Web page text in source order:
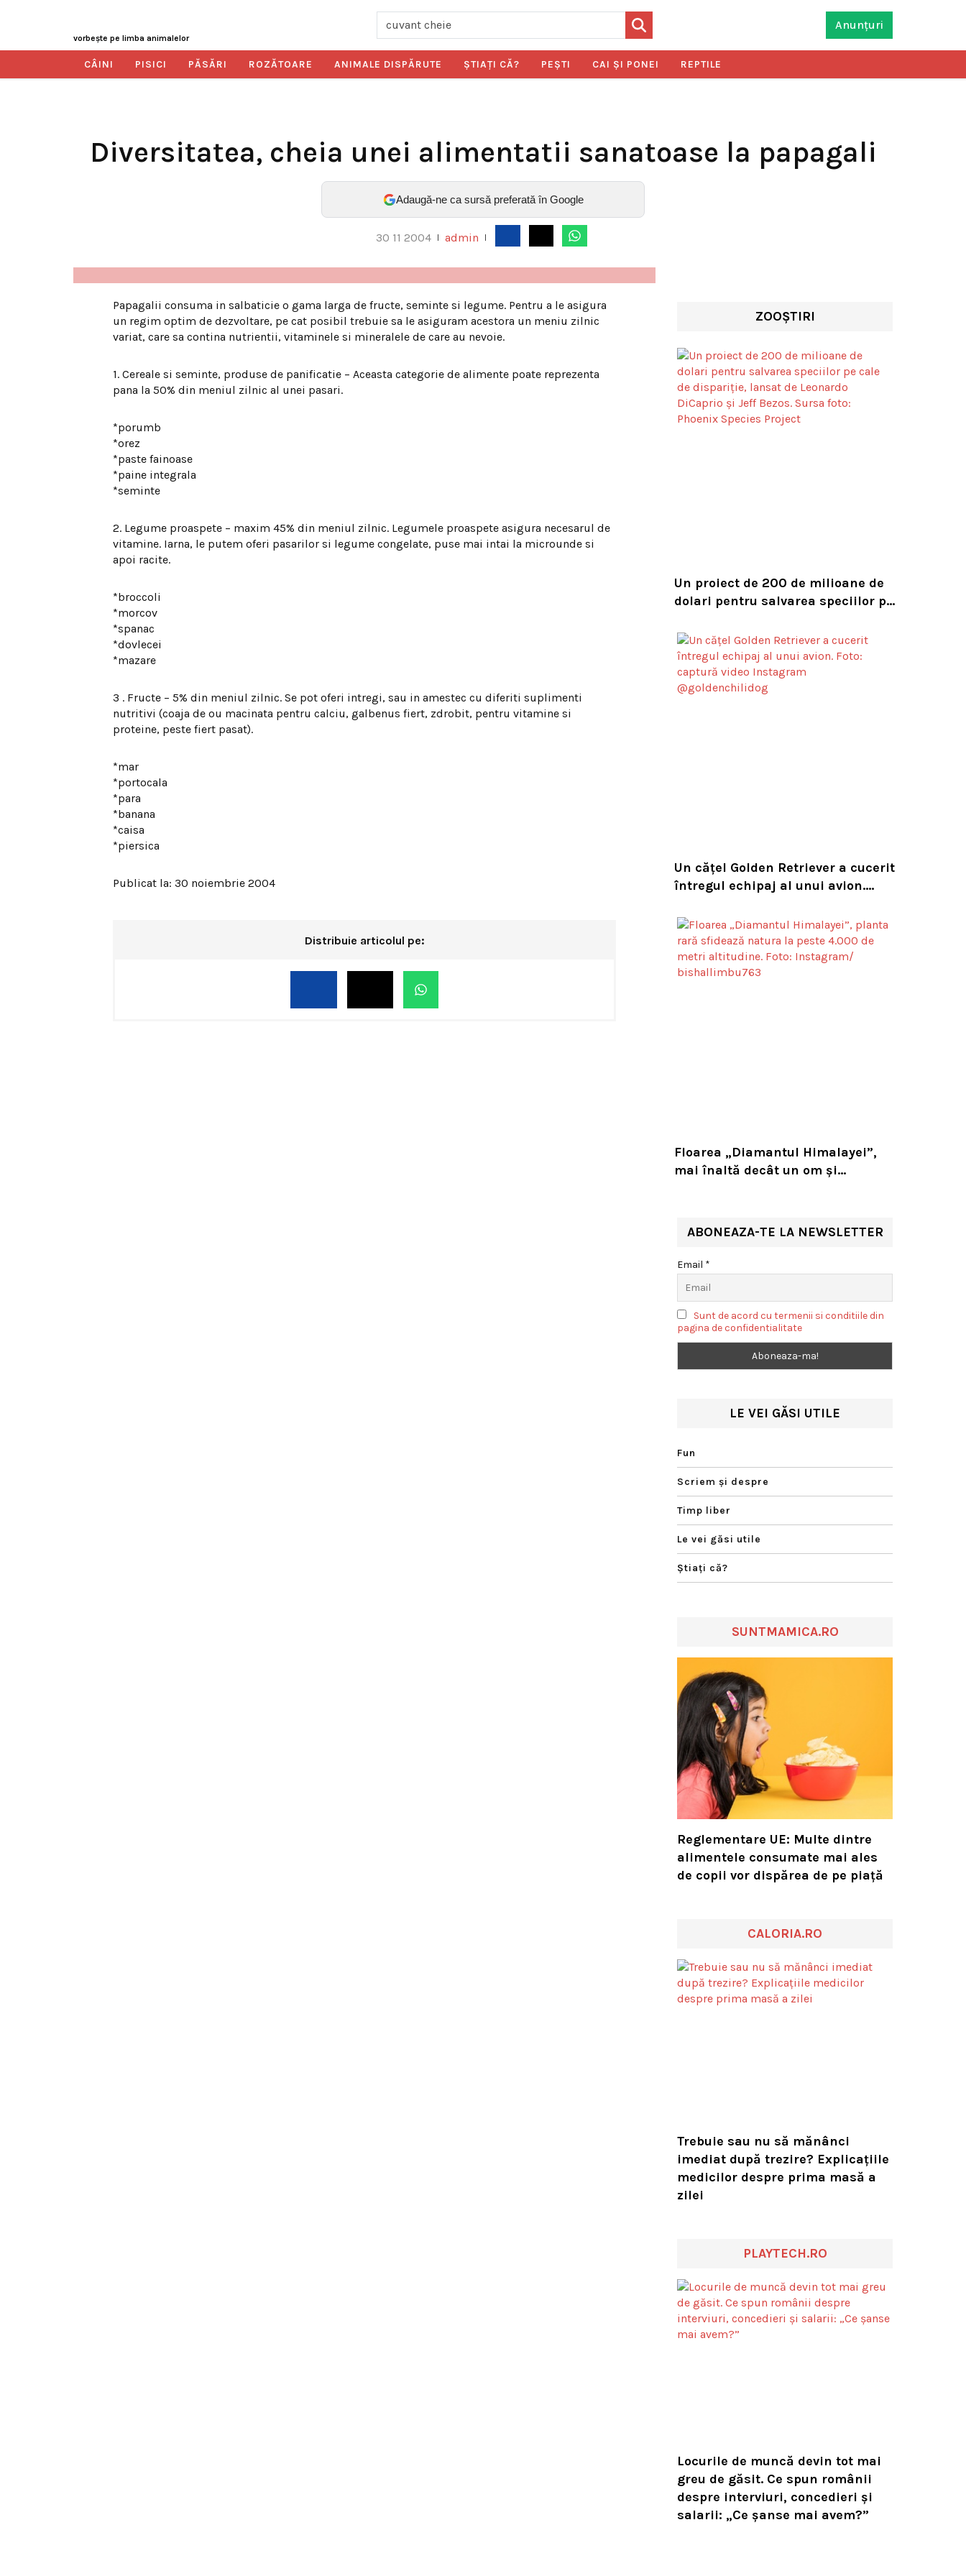
vorbeşte pe limba animalelor
Anunțuri
CÂINI PISICI PĂSĂRI ROZĂTOARE ANIMALE DISPĂRUTE ŞTIAŢI CĂ? PEŞTI CAI ŞI PONEI REPTILE
Diversitatea, cheia unei alimentatii sanatoase la papagali
Adaugă-ne ca sursă preferată în Google
30 11 2004 admin
Papagalii consuma in salbaticie o gama larga de fructe, seminte si legume. Pentru a le asigura
un regim optim de dezvoltare, pe cat posibil trebuie sa le asiguram acestora un meniu zilnic
variat, care sa contina nutrientii, vitaminele si mineralele de care au nevoie.
1. Cereale si seminte, produse de panificatie – Aceasta categorie de alimente poate reprezenta
pana la 50% din meniul zilnic al unei pasari.
*porumb
*orez
*paste fainoase
*paine integrala
*seminte
2. Legume proaspete – maxim 45% din meniul zilnic. Legumele proaspete asigura necesarul de
vitamine. Iarna, le putem oferi pasarilor si legume congelate, puse mai intai la microunde si
apoi racite.
*broccoli
*morcov
*spanac
*dovlecei
*mazare
3 . Fructe – 5% din meniul zilnic. Se pot oferi intregi, sau in amestec cu diferiti suplimenti
nutritivi (coaja de ou macinata pentru calciu, galbenus fiert, zdrobit, pentru vitamine si
proteine, peste fiert pasat).
*mar
*portocala
*para
*banana
*caisa
*piersica
Publicat la: 30 noiembrie 2004
Distribuie articolul pe:
ZOOȘTIRI
Un proiect de 200 de milioane de
dolari pentru salvarea speciilor pe
Leonardo DiCaprio și Jeff Bezos
Un cățel Golden Retriever a cucerit
întregul echipaj al unui avion.
devenit virală
Floarea „Diamantul Himalayei”,
mai înaltă decât un om și
natura la peste 4.000 de metri
ABONEAZA-TE LA NEWSLETTER
Email *
Sunt de acord cu termenii si conditiile din
pagina de confidentialitate
LE VEI GĂSI UTILE
Fun
Scriem şi despre
Timp liber
Le vei găsi utile
Ştiaţi că?
SUNTMAMICA.RO
Reglementare UE: Multe dintre
alimentele consumate mai ales
de copii vor dispărea de pe piață
CALORIA.RO
Trebuie sau nu să mănânci
imediat după trezire? Explicațiile
medicilor despre prima masă a
zilei
PLAYTECH.RO
Locurile de muncă devin tot mai
greu de găsit. Ce spun românii
despre interviuri, concedieri și
salarii: „Ce șanse mai avem?”